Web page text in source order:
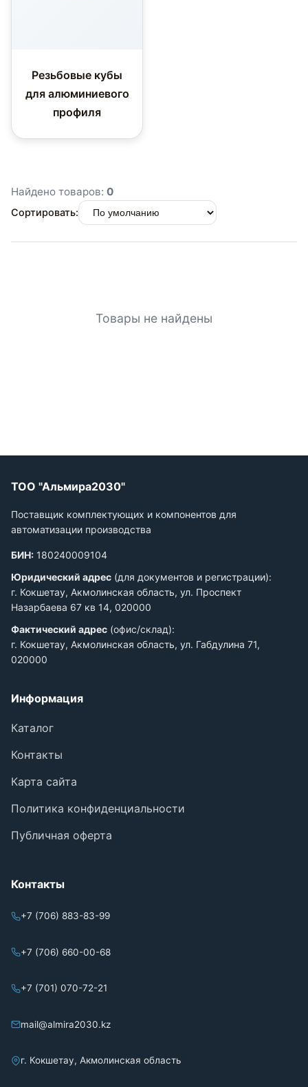
Резьбовые кубы
для алюминиевого
профиля
Найдено товаров: 0
Сортировать:
Товары не найдены
ТОО "Альмира2030"
Поставщик комплектующих и компонентов для
автоматизации производства
БИН: 180240009104
Юридический адрес (для документов и регистрации):
г. Кокшетау, Акмолинская область, ул. Проспект
Назарбаева 67 кв 14, 020000
Фактический адрес (офис/склад):
г. Кокшетау, Акмолинская область, ул. Габдулина 71,
020000
Информация
Каталог
Контакты
Карта сайта
Политика конфиденциальности
Публичная оферта
Контакты
+7 (706) 883-83-99
+7 (706) 660-00-68
+7 (701) 070-72-21
mail@almira2030.kz
г. Кокшетау, Акмолинская область